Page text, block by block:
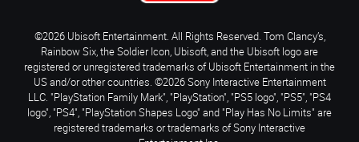
©2026 Ubisoft Entertainment. All Rights Reserved. Tom Clancy’s,
Rainbow Six, the Soldier Icon, Ubisoft, and the Ubisoft logo are
registered or unregistered trademarks of Ubisoft Entertainment in the
US and/or other countries. ©2026 Sony Interactive Entertainment
LLC. "PlayStation Family Mark", "PlayStation", "PS5 logo", "PS5", "PS4
logo", "PS4", "PlayStation Shapes Logo" and "Play Has No Limits" are
registered trademarks or trademarks of Sony Interactive